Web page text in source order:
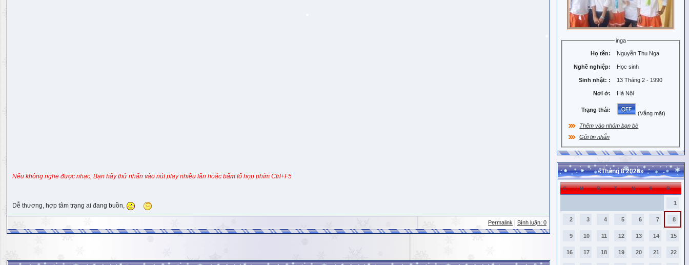
Nếu không nghe được nhạc, Bạn hãy thử nhấn vào nút play nhiều lần hoặc bấm tổ hợp phím Ctrl+F5
Dễ thương, hợp tâm trạng ai đang buồn,
Permalink Bình luận: 0
inga
Họ tên: Nguyễn Thu Nga
Nghề nghiệp: Học sinh
Sinh nhật: : 13 Tháng 2 - 1990
Nơi ở: Hà Nội
Trạng thái:
(Vắng mặt)
Thêm vào nhóm bạn bè
Gửi tin nhắn
«Tháng 8 2026»
C H B T N S B
1
2 3 4 5 6 7 8
9 10 11 12 13 14 15
16 17 18 19 20 21 22